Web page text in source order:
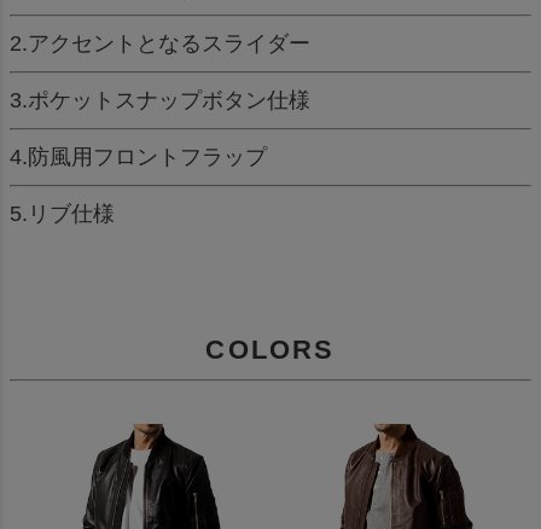
2.アクセントとなるスライダー
3.ポケットスナップボタン仕様
4.防風用フロントフラップ
5.リブ仕様
COLORS